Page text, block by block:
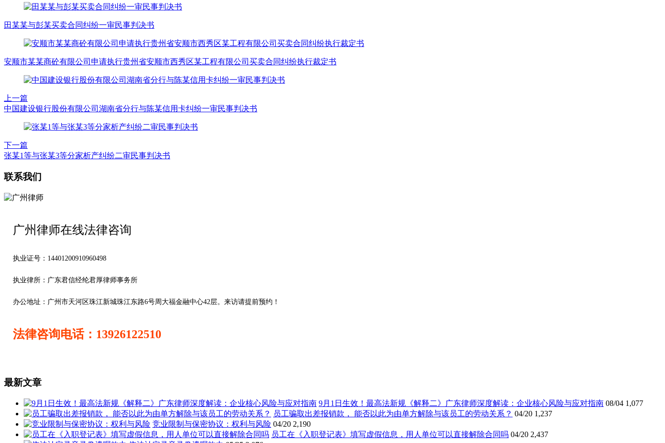
田某某与彭某买卖合同纠纷一审民事判决书
安顺市某某商砼有限公司申请执行贵州省安顺市西秀区某工程有限公司买卖合同纠纷执行裁定书
上一篇
中国建设银行股份有限公司湖南省分行与陈某信用卡纠纷一审民事判决书
下一篇
张某1等与张某3等分家析产纠纷二审民事判决书
联系我们
广州律师在线法律咨询
执业证号：14401200910960498
执业律所：广东君信经纶君厚律师事务所
办公地址： 广州市天河区珠江新城珠江东路6号周大福金融中心42层。来访请提前预约！
法律咨询电话：13926122510
最新文章
9月1日生效！最高法新规《解释二》广东律师深度解读：企业核心风险与应对指南 08/04 1,077
员工骗取出差报销款， 能否以此为由单方解除与该员工的劳动关系？ 04/20 1,237
竞业限制与保密协议：权利与风险 04/20 2,190
员工在《入职登记表》填写虚假信息，用人单位可以直接解除合同吗 04/20 2,437